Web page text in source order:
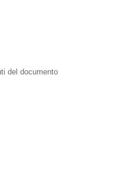
del documento